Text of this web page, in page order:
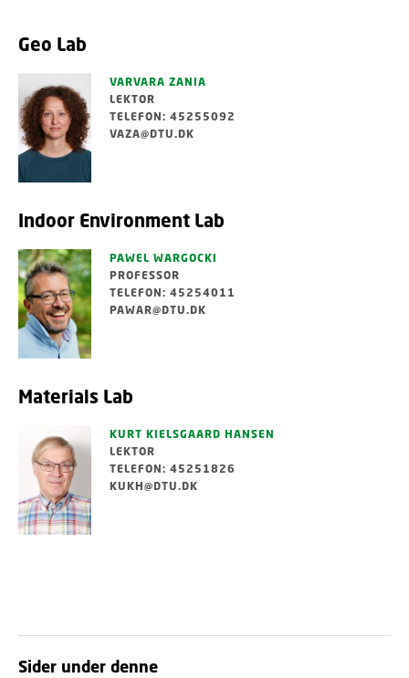
Geo Lab
VARVARA ZANIA
LEKTOR
TELEFON: 45255092
VAZA@DTU.DK
Indoor Environment Lab
PAWEL WARGOCKI
PROFESSOR
TELEFON: 45254011
PAWAR@DTU.DK
Materials Lab
KURT KIELSGAARD HANSEN
LEKTOR
TELEFON: 45251826
KUKH@DTU.DK
Sider under denne